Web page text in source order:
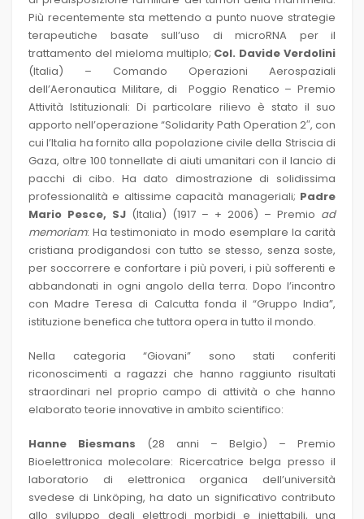
Più recentemente sta mettendo a punto nuove strategie
terapeutiche basate sull’uso di microRNA per il
trattamento del mieloma multiplo; Col. Davide Verdolini
(Italia) – Comando Operazioni Aerospaziali
dell’Aeronautica Militare, di Poggio Renatico – Premio
Attività Istituzionali: Di particolare rilievo è stato il suo
apporto nell’operazione “Solidarity Path Operation 2″, con
cui l’Italia ha fornito alla popolazione civile della Striscia di
Gaza, oltre 100 tonnellate di aiuti umanitari con il lancio di
pacchi di cibo. Ha dato dimostrazione di solidissima
professionalità e altissime capacità manageriali; Padre
Mario Pesce, SJ (Italia) (1917 – + 2006) – Premio ad
memoriam: Ha testimoniato in modo esemplare la carità
cristiana prodigandosi con tutto se stesso, senza soste,
per soccorrere e confortare i più poveri, i più sofferenti e
abbandonati in ogni angolo della terra. Dopo l’incontro
con Madre Teresa di Calcutta fonda il “Gruppo India”,
istituzione benefica che tuttora opera in tutto il mondo.
Nella categoria “Giovani” sono stati conferiti
riconoscimenti a ragazzi che hanno raggiunto risultati
straordinari nel proprio campo di attività o che hanno
elaborato teorie innovative in ambito scientifico:
Hanne Biesmans
(28 anni – Belgio) – Premio
Bioelettronica molecolare: Ricercatrice belga presso il
laboratorio di elettronica organica dell’università
svedese di Linköping, ha dato un significativo contributo
allo sviluppo degli elettrodi morbidi e iniettabili, una